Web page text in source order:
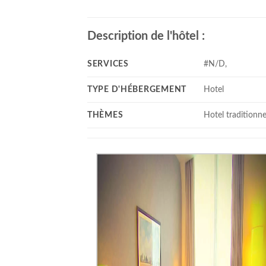
Description de l'hôtel :
SERVICES #N/D,
TYPE D'HÉBERGEMENT Hotel
THÈMES Hotel